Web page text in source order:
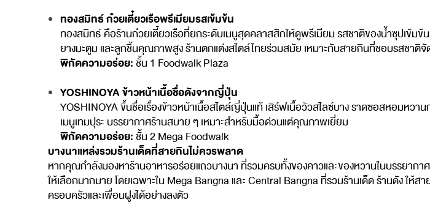
ทองสมิทธ์ ก๋วยเตี๋ยวเรือพรีเมียมรสเข้มข้น
ทองสมิทธ์ คือร้านก๋วยเตี๋ยวเรือที่ยกระดับเมนูสุดคลาสสิกให้ดูพรีเมียม รสชาติของน้ำซุปเข้มข้
ยางมะตูม และลูกชิ้นคุณภาพสูง ร้านตกแต่งสไตล์ไทยร่วมสมัย เหมาะกับสายกินที่ชอบรสชาติจั
พิกัดความอร่อย:ชั้น 1 Foodwalk Plaza
YOSHINOYA ข้าวหน้าเนื้อชื่อดังจากญี่ปุ่น
YOSHINOYA ขึ้นชื่อเรื่องข้าวหน้าเนื้อสไตล์ญี่ปุ่นแท้ เสิร์ฟเนื้อวัวสไลซ์บาง ราดซอสหอมหว
เมนูเทมปุระ บรรยากาศร้านสบาย ๆ เหมาะสำหรับมื้อด่วนแต่คุณภาพเยี่ยม
พิกัดความอร่อย:ชั้น 2 Mega Foodwalk
บางนาแหล่งรวมร้านเด็ดที่สายกินไม่ควรพลาด
หากคุณกำลังมองหาร้านอาหารอร่อยแถวบางนา ที่รวมครบทั้งของคาวและของหวานในบรรยาก
ให้เลือกมากมาย โดยเฉพาะใน Mega Bangna และ Central Bangna ที่รวมร้านเด็ด ร้านดัง ใ
ครอบครัวและเพื่อนฝูงได้อย่างลงตัว